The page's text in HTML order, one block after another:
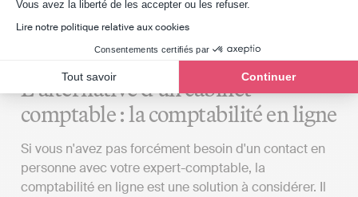
Vous avez la liberté de les accepter ou les refuser.
Lire notre politique relative aux cookies
Consentements certifiés par
Tout savoir Continuer
alentours ne répondent pas à vos attentes,
même si cela signifie devoir vous y rendre
uniquement pour les réunions importantes.
L'alternative d'un cabinet
comptable : la comptabilité en ligne
Si vous n'avez pas forcément besoin d'un contact en
personne avec votre expert-comptable, la
comptabilité en ligne est une solution à considérer. Il